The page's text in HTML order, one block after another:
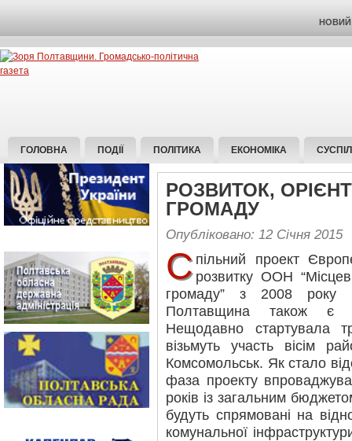
НОВИЙ
ГОЛОВНА ПОДІЇ ПОЛІТИКА ЕКОНОМІКА
РОЗВИТОК,
ГРОМАДУ
Опубліковано: 12 Січня 2015
С пільний проект
розвитку ООН
громаду” з 2008 року
Полтавщина також є
Нещодавно стартувала
візьмуть участь вісім
Комсомольськ. Як стало
фаза проекту
років із загальним
будуть спрямовані на
комунальної